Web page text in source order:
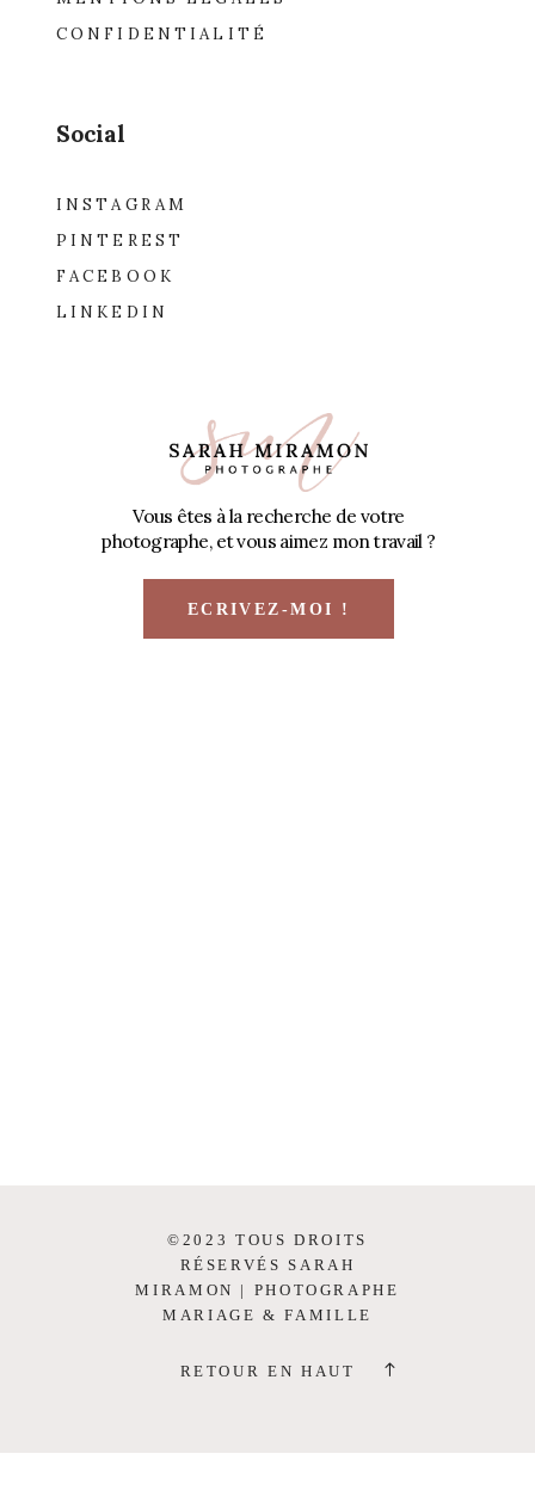
Social
INSTAGRAM
PINTEREST
FACEBOOK
LINKEDIN
CONFIDENTIALITÉ
ECRIVEZ-MOI !
Vous êtes à la recherche de votre
photographe, et vous aimez mon travail ?
©2023 TOUS DROITS
RÉSERVÉS SARAH
MIRAMON | PHOTOGRAPHE
MARIAGE & FAMILLE
RETOUR EN HAUT